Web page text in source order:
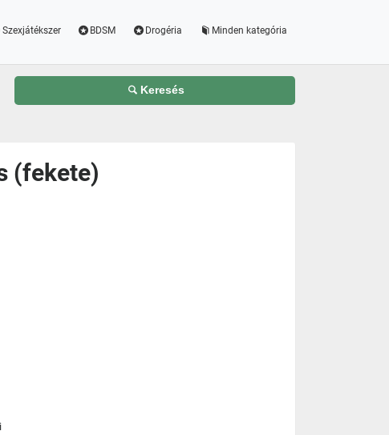
Szexjátékszer BDSM Drogéria Minden kategória
Keresés
(fekete)